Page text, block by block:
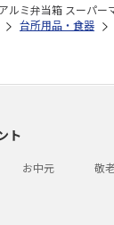
アルミ弁当箱 スーパー
台所用品・食器
ト
お中元 敬